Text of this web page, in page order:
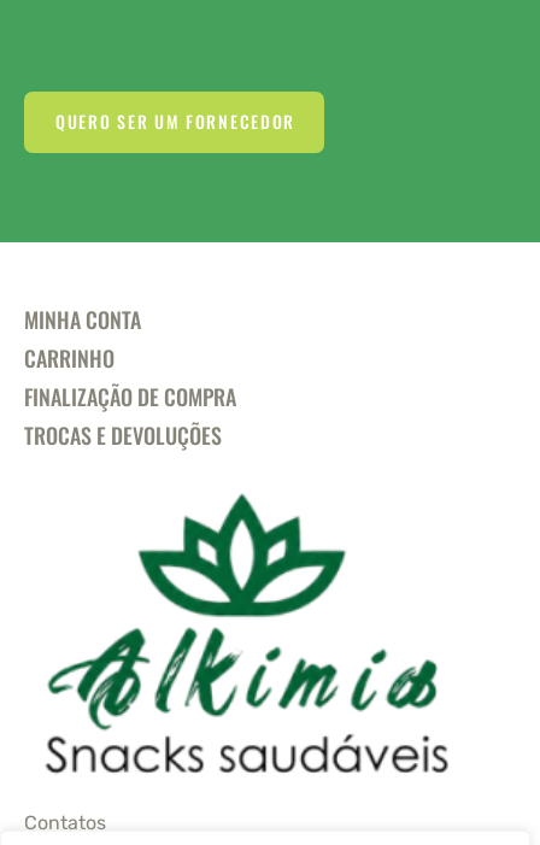
QUERO SER UM FORNECEDOR
MINHA CONTA
CARRINHO
FINALIZAÇÃO DE COMPRA
TROCAS E DEVOLUÇÕES
Contatos